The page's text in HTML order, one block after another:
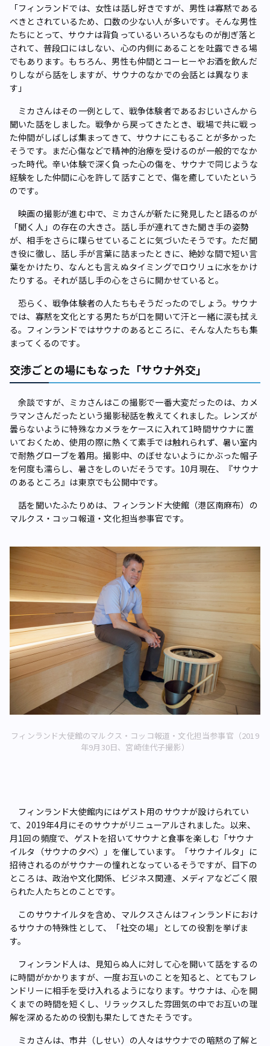
「フィンランドでは、女性は話し好きですが、男性は寡黙である
べきとされているため、口数の少ない人が多いです。そんな男性
たちにとって、サウナは背負っているいろいろなものが削ぎ落と
されて、普段口にはしない、心の内側にあることを吐露できる場
でもあります。もちろん、男性も仲間とコーヒーやお酒を飲んだ
りしながら話をしますが、サウナのなかでの会話とは異なりま
す」
ミカさんはその一例として、戦争体験者であるおじいさんから
聞いた話をしました。戦争から戻ってきたとき、戦場で共に戦っ
た仲間がしばしば集まってきて、サウナにこもることが多かった
そうです。まだ心傷などで精神的治療を受けるのが一般的でなか
った時代。辛い体験で深く負った心の傷を、サウナで同じような
経験をした仲間に心を許して話すことで、傷を癒していたという
のです。
映画の撮影が進む中で、ミカさんが新たに発見したと語るのが
「聞く人」の存在の大きさ。話し手が連れてきた聞き手の姿勢
が、相手をさらに喋らせていることに気づいたそうです。ただ聞
き役に徹し、話し手が言葉に詰まったときに、絶妙な間で短い言
葉をかけたり、なんとも言えぬタイミングでロウリュに水をかけ
たりする。それが話し手の心をさらに開かせていると。
恐らく、戦争体験者の人たちもそうだったのでしょう。サウナ
では、寡黙を文化とする男たちが口を開いて汗と一緒に涙も拭え
る。フィンランドではサウナのあるところに、そんな人たちも集
まってくるのです。
交渉ごとの場にもなった「サウナ外交」
余談ですが、ミカさんはこの撮影で一番大変だったのは、カメ
ラマンさんだったという撮影秘話を教えてくれました。レンズが
曇らないように特殊なカメラをケースに入れて1時間サウナに置
いておくため、使用の際に熱くて素手では触れられず、暑い室内
で耐熱グローブを着用。撮影中、のぼせないようにかぶった帽子
を何度も濡らし、暑さをしのいだそうです。10月現在、『サウナ
のあるところ』は東京でも公開中です。
話を聞いたふたりめは、フィンランド大使館（港区南麻布）の
マルクス・コッコ報道・文化担当参事官です。
フィンランド大使館のマルクス・コッコ報道・文化担当参事官（2019
年9月30日、宮崎佳代子撮影）
フィンランド大使館内にはゲスト用のサウナが設けられてい
て、2019年4月にそのサウナがリニューアルされました。以来、
月1回の頻度で、ゲストを招いてサウナと食事を楽しむ「サウナ
イルタ（サウナの夕べ）」を催しています。「サウナイルタ」に
招待されるのがサウナーの憧れとなっているそうですが、目下の
ところは、政治や文化関係、ビジネス関連、メディアなどごく限
られた人たちとのことです。
このサウナイルタを含め、マルクスさんはフィンランドにおけ
るサウナの特殊性として、「社交の場」としての役割を挙げま
す。
フィンランド人は、見知らぬ人に対して心を開いて話をするの
に時間がかかりますが、一度お互いのことを知ると、とてもフレ
ンドリーに相手を受け入れるようになります。サウナは、心を開
くまでの時間を短くし、リラックスした雰囲気の中でお互いの理
解を深めるための役割も果たしてきたそうです。
ミカさんは、市井（しせい）の人々はサウナでの暗黙の了解と